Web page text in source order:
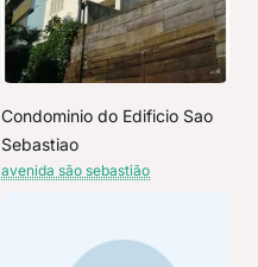
Condominio do Edificio Sao
Sebastiao
avenida são sebastião